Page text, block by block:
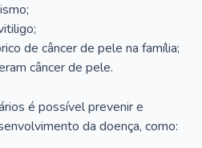
de câncer de pele na família;
câncer de pele.
é possível prevenir e
da doença, como: